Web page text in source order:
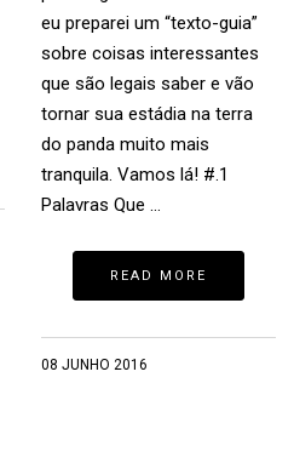
eu preparei um “texto-guia”
sobre coisas interessantes
que são legais saber e vão
tornar sua estádia na terra
do panda muito mais
tranquila. Vamos lá! #.1
Palavras Que …
READ MORE
08 JUNHO 2016